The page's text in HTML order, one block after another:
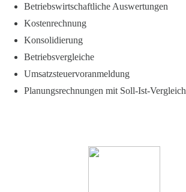
Betriebswirtschaftliche Auswertungen
Kostenrechnung
Konsolidierung
Betriebsvergleiche
Umsatzsteuervoranmeldung
Planungsrechnungen mit Soll-Ist-Vergleich